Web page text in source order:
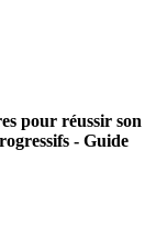
pour réussir son
- Guide